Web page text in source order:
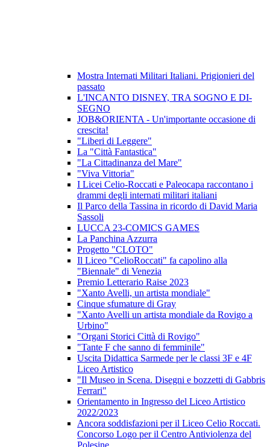
Mostra Internati Militari Italiani. Prigionieri del
passato
L'INCANTO DISNEY, TRA SOGNO E DI-
SEGNO
JOB&ORIENTA - Un'importante occasione di
crescita!
"Liberi di Leggere"
La "Città Fantastica"
"La Cittadinanza del Mare"
"Viva Vittoria"
I Licei Celio-Roccati e Paleocapa raccontano i
drammi degli internati militari italiani
Il Parco della Tassina in ricordo di David Maria
Sassoli
LUCCA 23-COMICS GAMES
La Panchina Azzurra
Progetto "CLOTO"
Il Liceo "CelioRoccati" fa capolino alla
"Biennale" di Venezia
Premio Letterario Raise 2023
"Xanto Avelli, un artista mondiale"
Cinque sfumature di Gray
"Xanto Avelli un artista mondiale da Rovigo a
Urbino"
"Organi Storici Città di Rovigo"
"Tante F che sanno di femminile"
Uscita Didattica Sarmede per le classi 3F e 4F
Liceo Artistico
"Il Museo in Scena. Disegni e bozzetti di Gabbris
Ferrari"
Orientamento in Ingresso del Liceo Artistico
2022/2023
Ancora soddisfazioni per il Liceo Celio Roccati.
Concorso Logo per il Centro Antiviolenza del